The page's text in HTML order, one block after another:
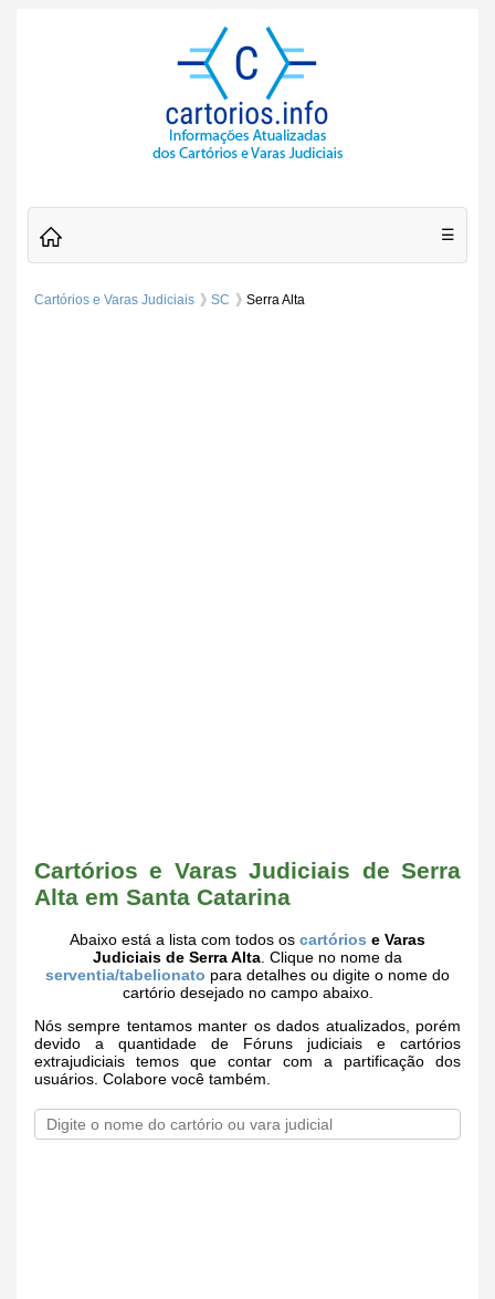
☰
Cartórios e Varas Judiciais SC Serra Alta
Cartórios e Varas Judiciais de Serra
Alta em Santa Catarina
Abaixo está a lista com todos os cartórios e Varas
Judiciais de Serra Alta . Clique no nome da
serventia/tabelionato para detalhes ou digite o nome do
cartório desejado no campo abaixo.
Nós sempre tentamos manter os dados atualizados, porém
devido a quantidade de Fóruns judiciais e cartórios
extrajudiciais temos que contar com a partificação dos
usuários. Colabore você também.